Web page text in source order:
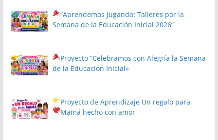
“Aprendemos Jugando: Talleres por la
Semana de la Educación Inicial 2026”
Proyecto“Celebramos con Alegría la Semana
de la Educación Inicial»
Proyecto de Aprendizaje Un regalo para
Mamá hecho con amor